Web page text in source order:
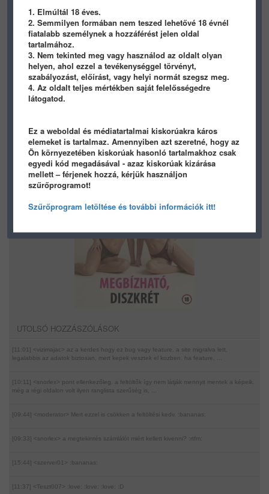
szeretném, szal légyszi
(bikatoni) ha vkinek vmi baja van velem mondja
meg itt és most
TARTALOM BEÁLLÍTÁSA
HIRDETES
UTOLSÓ HOZZÁSZÓLÁSOK
[11:01] <vizimajac> az a kerdes hogy ez bug vagy feature. a site migralva lett,
legalabbis az adatok biztosan, mert kepek vesztek el kozben. ha feature, ...
[10:11] <snorlex> pont ellenkezőleg. a feltöltők így nem látják mennyit mentek a képeik.
még a régi oldalon volt ilyen ranglista szerűség is, ...
[09:44] <moderator> Mert ezzel is csökken a feltöltési kedv. :bananas:
[09:33] <snorlex> a megtekintés számlálót miért kellett kivenni? :rtfm:
[15:44] <szerver01> :bananas:
[11:37] <Teszt007> :love: :love: :love: :D
1. Elmúltál 18 éves.
2. Semmilyen formában nem teszed lehetővé 18 évnél
fiatalabb személynek a hozzáférést jelen oldal
tartalmához.
3. Nem tekinted meg vagy használod az oldalt olyan
helyen, ahol ezzel a tevékenységgel törvényt,
szabályozást, előírást, vagy helyi normát szegsz meg.
4. Az oldalt teljes mértékben saját felelősségedre
látogatod.
Ez a weboldal és médiatartalmai kiskorúakra káros
elemeket is tartalmaz. Amennyiben azt szeretné, hogy az
Ön környezetében kiskorúak hasonló tartalmakhoz csak
egyedi kód megadásával - azaz kiskorúak kizárása
mellett – férjenek hozzá, kérjük használjon
szűrőprogramot!
Szűrőprogram letöltése és további információk itt!